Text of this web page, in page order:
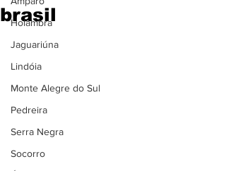
Holambra
Jaguariúna
Lindóia
Monte Alegre do Sul
Pedreira
Serra Negra
Socorro
brasil